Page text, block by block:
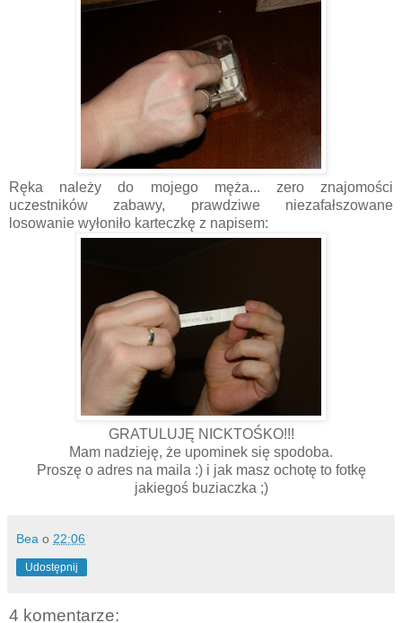
Ręka należy do mojego męża... zero znajomości
uczestników zabawy, prawdziwe niezafałszowane
losowanie wyłoniło karteczkę z napisem:
GRATULUJĘ NICKTOŚKO!!!
Mam nadzieję, że upominek się spodoba.
Proszę o adres na maila :) i jak masz ochotę to fotkę
jakiegoś buziaczka ;)
Bea o 22:06
Udostępnij
4 komentarze: